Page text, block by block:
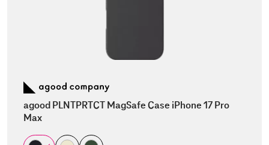
agood PLNTPRTCT MagSafe Case iPhone 17 Pro
Max